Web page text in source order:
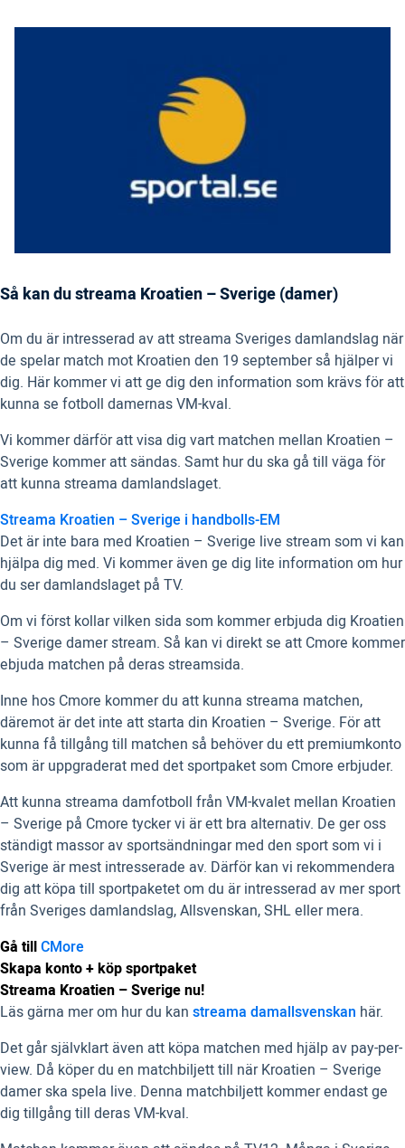
Så kan du streama Kroatien – Sverige (damer)
Om du är intresserad av att streama Sveriges damlandslag när
de spelar match mot Kroatien den 19 september så hjälper vi
dig. Här kommer vi att ge dig den information som krävs för att
kunna se fotboll damernas VM-kval.
Vi kommer därför att visa dig vart matchen mellan Kroatien –
Sverige kommer att sändas. Samt hur du ska gå till väga för
att kunna streama damlandslaget.
Streama Kroatien – Sverige i handbolls-EM
Det är inte bara med Kroatien – Sverige live stream som vi kan
hjälpa dig med. Vi kommer även ge dig lite information om hur
du ser damlandslaget på TV.
Om vi först kollar vilken sida som kommer erbjuda dig Kroatien
– Sverige damer stream. Så kan vi direkt se att Cmore kommer
ebjuda matchen på deras streamsida.
Inne hos Cmore kommer du att kunna streama matchen,
däremot är det inte att starta din Kroatien – Sverige. För att
kunna få tillgång till matchen så behöver du ett premiumkonto
som är uppgraderat med det sportpaket som Cmore erbjuder.
Att kunna streama damfotboll från VM-kvalet mellan Kroatien
– Sverige på Cmore tycker vi är ett bra alternativ. De ger oss
ständigt massor av sportsändningar med den sport som vi i
Sverige är mest intresserade av. Därför kan vi rekommendera
dig att köpa till sportpaketet om du är intresserad av mer sport
från Sveriges damlandslag, Allsvenskan, SHL eller mera.
Gå tillCMore
Skapa konto + köp sportpaket
Streama Kroatien – Sverige nu!
Läs gärna mer om hur du kan streama damallsvenskan här.
Det går självklart även att köpa matchen med hjälp av pay-per-
view. Då köper du en matchbiljett till när Kroatien – Sverige
damer ska spela live. Denna matchbiljett kommer endast ge
dig tillgång till deras VM-kval.